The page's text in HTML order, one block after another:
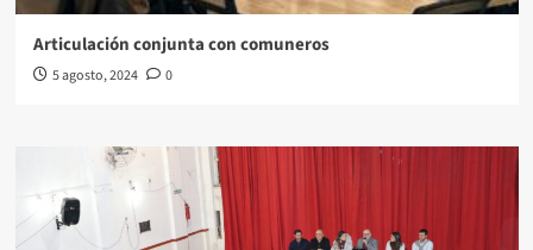
Articulación conjunta con comuneros
5 agosto, 2024 0